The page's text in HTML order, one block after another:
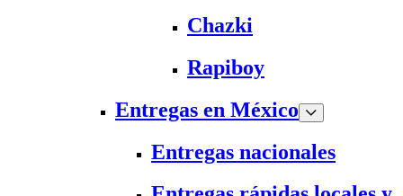
Chazki
Rapiboy
Entregas en México
Entregas nacionales